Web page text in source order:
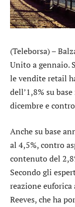
(Teleborsa) –
Unito a gennaio.
le vendite retail
dell’1,8% su
dicembre e
Anche su base
al 4,5%, contro
contenuto del
Secondo gli
reazione
Reeves, che ha